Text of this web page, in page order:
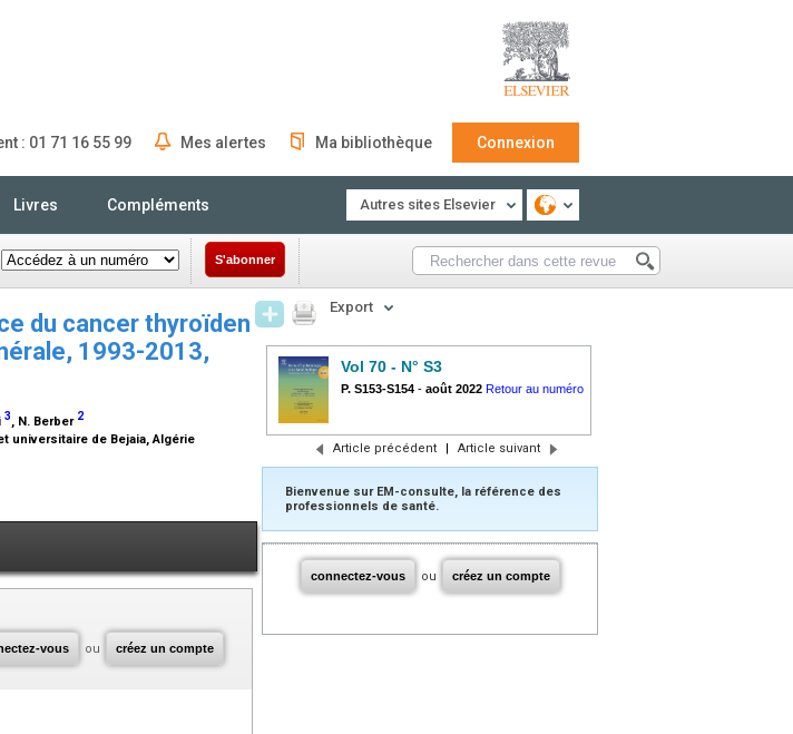
: 01 71 16 55 99 Mes alertes Ma bibliothèque Connexion
Livres Compléments Autres sites Elsevier
S'abonner
du cancer thyroïden
1993-2013,
3, N. Berber 2
universitaire de Bejaia, Algérie
vous ou créez un compte
Export
Vol 70 - N° S3
P. S153-S154 - août 2022 Retour au numéro
Article précédent | Article suivant
Bienvenue sur EM-consulte, la référence des
professionnels de santé.
connectez-vous ou créez un compte